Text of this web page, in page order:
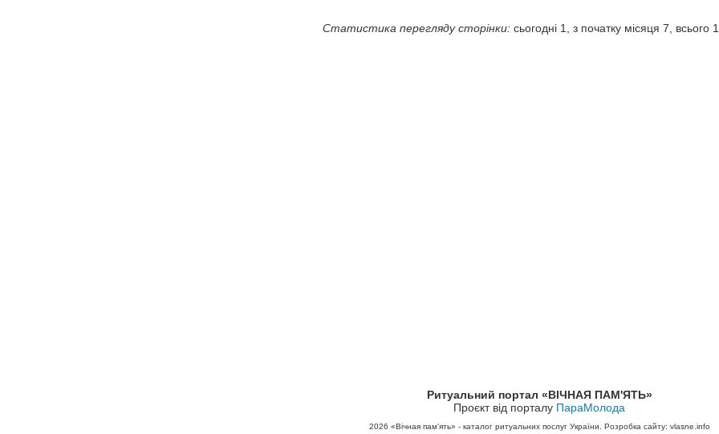
Статистика перегляду сторінки: сьогодні 1, з початку місяця 7, всього
Ритуальний портал «ВІЧНАЯ ПАМ'ЯТЬ»
Проєкт від порталу ПараМолода
2026 «Вічная пам'ять» - каталог ритуальних послуг України. Розробка сайту: vlasne.info